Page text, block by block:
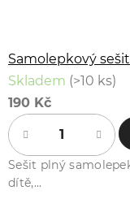
Samolepkový sešit
Skladem (>10 ks)
190 Kč
Sešit plný
dítě,...